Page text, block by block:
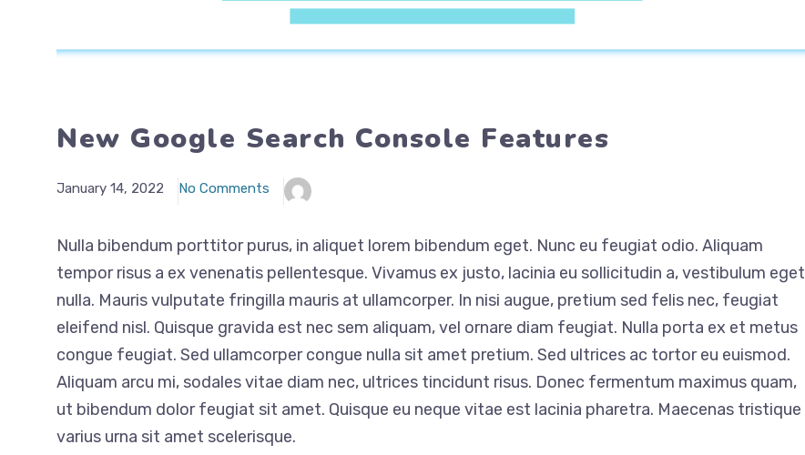
New Google Search Console Features
January 14, 2022 No Comments
Nulla bibendum porttitor purus, in aliquet lorem bibendum eget. Nunc eu feugiat odio. Aliquam
tempor risus a ex venenatis pellentesque. Vivamus ex justo, lacinia eu sollicitudin a, vestibulum eget
nulla. Mauris vulputate fringilla mauris at ullamcorper. In nisi augue, pretium sed felis nec, feugiat
eleifend nisl. Quisque gravida est nec sem aliquam, vel ornare diam feugiat. Nulla porta ex et metus
congue feugiat. Sed ullamcorper congue nulla sit amet pretium. Sed ultrices ac tortor eu euismod.
Aliquam arcu mi, sodales vitae diam nec, ultrices tincidunt risus. Donec fermentum maximus quam,
ut bibendum dolor feugiat sit amet. Quisque eu neque vitae est lacinia pharetra. Maecenas tristique
varius urna sit amet scelerisque.